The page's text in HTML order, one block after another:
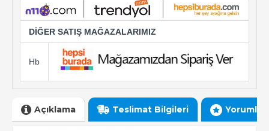
DİĞER SATIŞ MAĞAZALARIMIZ
Hb
Açıklama Teslimat Bilgileri Yorumlar